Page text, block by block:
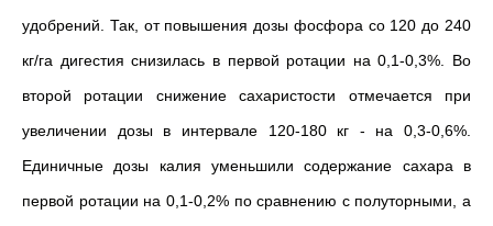
удобрений. Так, от повышения дозы фосфора со 120 до 240
кг/га дигестия снизилась в первой ротации на 0,1-0,3%. Во
второй ротации снижение сахаристости отмечается при
увеличении дозы в интервале 120-180 кг - на 0,3-0,6%.
Единич­ные дозы калия уменьшили содержание сахара в
первой ротации на 0,1-0,2% по сравнению с полуторными, а